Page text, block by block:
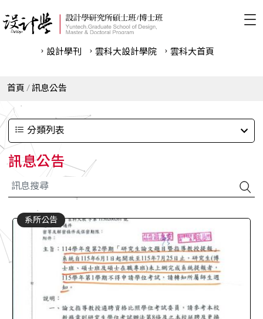
設計學刊 雲科⼤設計學院 雲科⼤首頁
首頁 訊息公告
分類列表
訊息公告
系所公告